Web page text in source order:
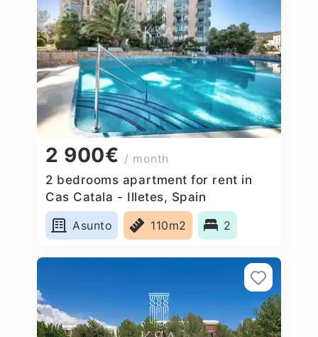
2 900€ / month
2 bedrooms apartment for rent in
Cas Catala - Illetes, Spain
Asunto
110m2 2